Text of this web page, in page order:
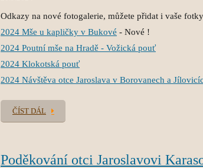
Odkazy na nové fotogalerie, můžete přidat i vaše
2024 Mše u kapličky v Bukové - Nové !
2024 Poutní mše na Hradě - Vožická pouť
2024 Klokotská pouť
2024 Návštěva otce Jaroslava v Borovanech a
ČÍST DÁL
Poděkování otci Jaroslavovi